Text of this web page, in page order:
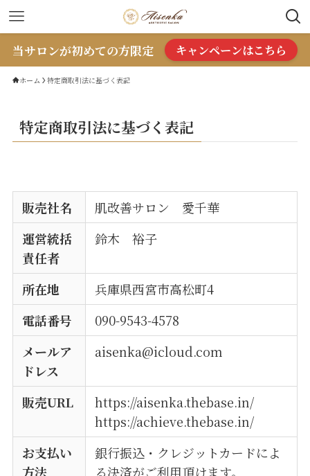
当サロンが初めての方限定 キャンペーンはこちら
ホーム 特定商取引法に基づく表記
特定商取引法に基づく表記
販売社名
肌改善サロン 愛千華
運営統括
責任者
鈴木 裕子
所在地
兵庫県西宮市高松町4
電話番号
090-9543-4578
メールア
ドレス
aisenka@icloud.com
販売URL
https://aisenka.thebase.in/
https://achieve.thebase.in/
お支払い
方法
銀行振込・クレジットカードによ
る決済がご利用頂けます。